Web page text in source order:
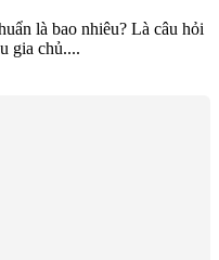
là bao nhiêu? Là câu hỏi
gia chủ....